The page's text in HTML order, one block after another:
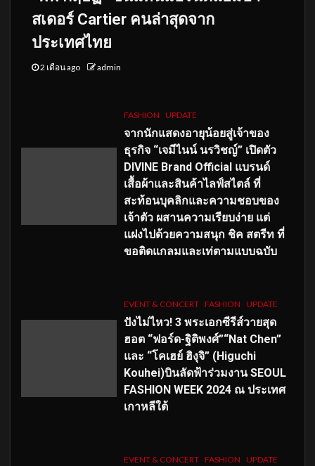
สเดอร์ Cartier คนล่าสุดจาก
ประเทศไทย
2 เดือน ago admin
FASHION UPDATE
จากนักแสดงอายุน้อยสู่เจ้าของ
ธุรกิจ “เจมีไนน์ นรวิชญ์” เปิดตัว
DIVINE Brand Official แบรนด์
เสื้อผ้าและสินค้าไลฟ์สไตล์ ที่
สะท้อนบุคลิกและความชอบของ
เจ้าตัว ผสานความเรียบง่าย แต่
แฝงไปด้วยความสนุก ชิค สตรีท ที่
ขอติดแกลมและเท่ตามแบบฉบับ
EVENT & CONCERT FASHION UPDATE
ปังไม่ไหว! 3 พระเอกซีรีส์วายสุด
ฮอต “ฟอร์ด-ฐิติพงศ์”“Nat Chen”
และ “โคเฮย์ ฮิงุจิ” (Higuchi
Kouhei)บินลัดฟ้าร่วมงาน SEOUL
FASHION WEEK 2024 ณ ประเทศ
เกาหลีใต้
EVENT & CONCERT FASHION UPDATE